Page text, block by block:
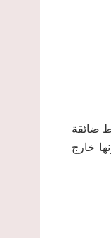
ضائقة
خارج